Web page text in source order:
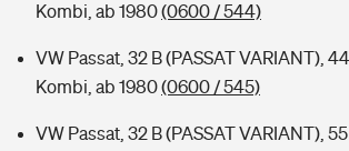
Kombi, ab 1980(0600 / 544)
VW Passat, 32 B (PASSAT VARIANT),
Kombi, ab 1980(0600 / 545)
VW Passat, 32 B (PASSAT VARIANT),